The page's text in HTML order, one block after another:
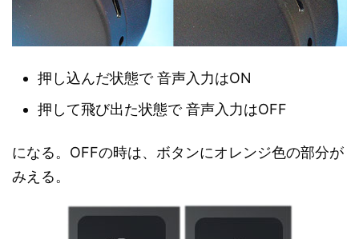
押し込んだ状態で 音声入力はON
押して飛び出た状態で 音声入力はOFF
になる。OFFの時は、ボタンにオレンジ色の部分が
みえる。